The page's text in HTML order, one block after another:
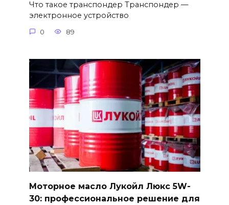
Что такое транспондер Транспондер —
электронное устройство
0 89
Моторное масло Лукойл Люкс 5W-
30: профессиональное решение для